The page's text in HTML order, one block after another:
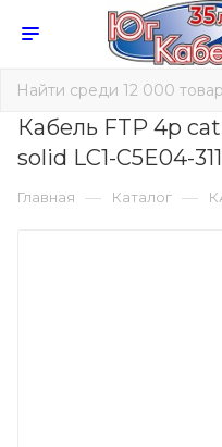
Кабель FTP 4р
solid LC1-C5E04-311
Главная — Каталог —